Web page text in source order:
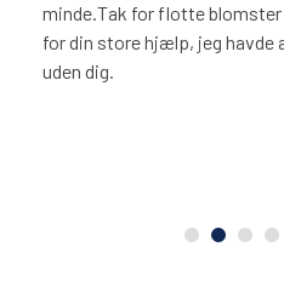
og tusind tak
aldrig klaret det